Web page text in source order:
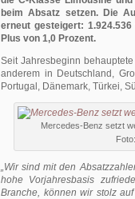
beim Absatz setzen. Die
erneut gesteigert:
Plus von 1,0 Prozent.
Seit Jahresbeginn
anderem in Deutschland,
Portugal, Dänemark, Türkei,
Mercedes-Benz setzt
„Wir sind mit den
hohe Vorjahresbasis
Branche, können wir stolz